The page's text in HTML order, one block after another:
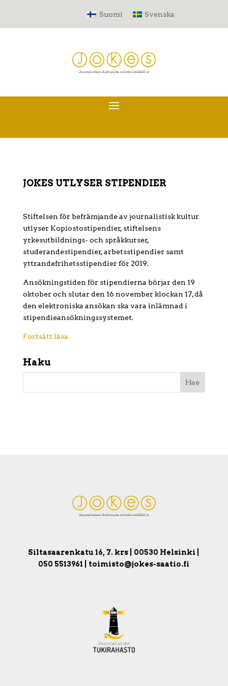
Suomi Svenska
JOKES UTLYSER STIPENDIER
Stiftelsen för befrämjande av journalistisk kultur
utlyser Kopiostostipendier, stiftelsens
yrkesutbildnings- och språkkurser,
studerandestipendier, arbetsstipendier samt
yttrandefrihetsstipendier för 2019.
Ansökningstiden för stipendierna börjar den 19
oktober och slutar den 16 november klockan 17, då
den elektroniska ansökan ska vara inlämnad i
stipendieansökningssystemet.
Fortsätt läsa
Haku
Siltasaarenkatu 16, 7. krs | 00530 Helsinki |
050 5513961 | toimisto@jokes-saatio.fi